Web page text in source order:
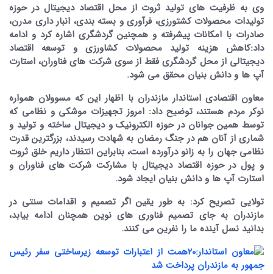
وی به ظرفیت های تولید ثروت از محل اقتصاد دیجیتال در حوزه
تولیدات محصولات کشتورزی، فرآوری و بسته بندی، انبار داری مدرن،
صادرات با امکانات پیشرفته و همچنین گردشگری اشاره کرد و ادامه
داد:‌کاهش هزینه تولید محصولات کشاورزی و توسعه اقتصاد
دیجیتالی از محل گردشگری فقط از سوی شرکت های فناوران، استارت
آپ ها و دانش بنیان محقق می شود.
معاون اقتصادی استاندار مازندران با اظهار این که مسوولان همواره
نوکر مردم هستند، توضیح داد:‌ امروز تجهیزات موشکی و نظامی که
توسط همین جوانان در حوزه الکترونیک و دیجیتال ساخته و تولید و
شماری از آنان هم در جنگ رمضان به شهادت رسیدند، بزرگترین قدرت
نظامی جهان را به زانو درآورده است، بنابراین انتظار داریم خلق ثروت
و پول در حوزه اقتصاد دیجیتال با مشارکت شرکت های فناوران و
استارت آپ ها و دانش بنیان ایجاد شود.
تولایی تصریح کرد: به طور یقین اگر تصمیم و اقدامات سنتی در
مازندران به جای تصمیم فناوری های نوین همچنان ادامه بیابد،
بدانید نسل آینده ما را نفرین می کنند.